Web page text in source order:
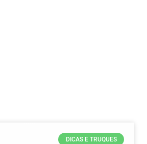
DICAS E TRUQUES